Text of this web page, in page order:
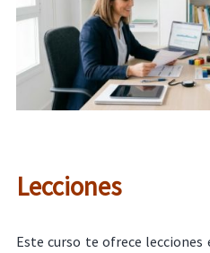
Lecciones
Este curso te ofrece lecciones